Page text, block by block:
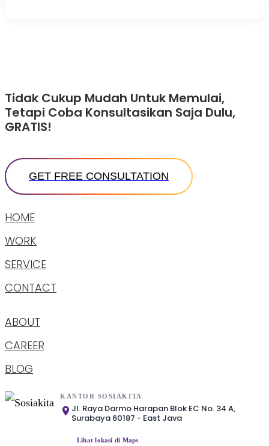
Tidak Cukup Mudah Untuk Memulai,
Tetapi Coba Konsultasikan Saja Dulu,
GRATIS!
HOME
WORK
SERVICE
CONTACT
ABOUT
CAREER
BLOG
KANTOR SOSIAKITA
Jl. Raya Darmo Harapan Blok EC No. 34 A,
Surabaya 60187 - East Java
Lihat lokasi di Maps